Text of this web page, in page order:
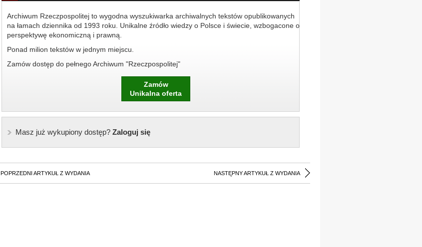
Archiwum Rzeczpospolitej to wygodna wyszukiwarka archiwalnych tekstów opublikowanych
na łamach dziennika od 1993 roku. Unikalne źródło wiedzy o Polsce i świecie, wzbogacone o
perspektywę ekonomiczną i prawną.
Ponad milion tekstów w jednym miejscu.
Zamów dostęp do pełnego Archiwum "Rzeczpospolitej"
Zamów
Unikalna oferta
Masz już wykupiony dostęp?Zaloguj się
POPRZEDNI ARTYKUŁ Z WYDANIA NASTĘPNY ARTYKUŁ Z WYDANIA